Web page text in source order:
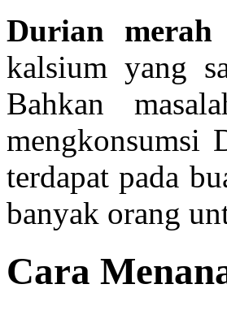
Durian merah
kalsium yang
Bahkan
mengkonsumsi
terdapat pada
banyak orang
Cara